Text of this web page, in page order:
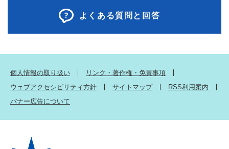
よくある質問と回答
個人情報の取り扱い
リンク・著作権・免責事項
ウェブアクセシビリティ方針
サイトマップ
RSS利用案内
バナー広告について